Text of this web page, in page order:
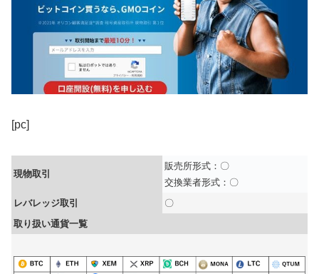
[pc]
現物取引
販売所形式：〇
交換業者形式：〇
レバレッジ取引
〇
取り扱い通貨一覧